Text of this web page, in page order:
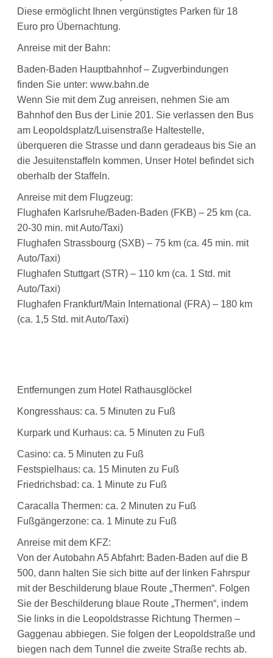
Diese ermöglicht Ihnen vergünstigtes Parken für 18
Euro pro Übernachtung.
Anreise mit der Bahn:
Baden-Baden Hauptbahnhof – Zugverbindungen
finden Sie unter: www.bahn.de
Wenn Sie mit dem Zug anreisen, nehmen Sie am
Bahnhof den Bus der Linie 201. Sie verlassen den Bus
am Leopoldsplatz/Luisenstraße Haltestelle,
überqueren die Strasse und dann geradeaus bis Sie an
die Jesuitenstaffeln kommen. Unser Hotel befindet sich
oberhalb der Staffeln.
Anreise mit dem Flugzeug:
Flughafen Karlsruhe/Baden-Baden (FKB) – 25 km (ca.
20-30 min. mit Auto/Taxi)
Flughafen Strassbourg (SXB) – 75 km (ca. 45 min. mit
Auto/Taxi)
Flughafen Stuttgart (STR) – 110 km (ca. 1 Std. mit
Auto/Taxi)
Flughafen Frankfurt/Main International (FRA) – 180 km
(ca. 1,5 Std. mit Auto/Taxi)
Entfernungen zum Hotel Rathausglöckel
Kongresshaus: ca. 5 Minuten zu Fuß
Kurpark und Kurhaus: ca. 5 Minuten zu Fuß
Casino: ca. 5 Minuten zu Fuß
Festspielhaus: ca. 15 Minuten zu Fuß
Friedrichsbad: ca. 1 Minute zu Fuß
Caracalla Thermen: ca. 2 Minuten zu Fuß
Fußgängerzone: ca. 1 Minute zu Fuß
Anreise mit dem KFZ:
Von der Autobahn A5 Abfahrt: Baden-Baden auf die B
500, dann halten Sie sich bitte auf der linken Fahrspur
mit der Beschilderung blaue Route „Thermen“. Folgen
Sie der Beschilderung blaue Route „Thermen“, indem
Sie links in die Leopoldstrasse Richtung Thermen –
Gaggenau abbiegen. Sie folgen der Leopoldstraße und
biegen nach dem Tunnel die zweite Straße rechts ab.